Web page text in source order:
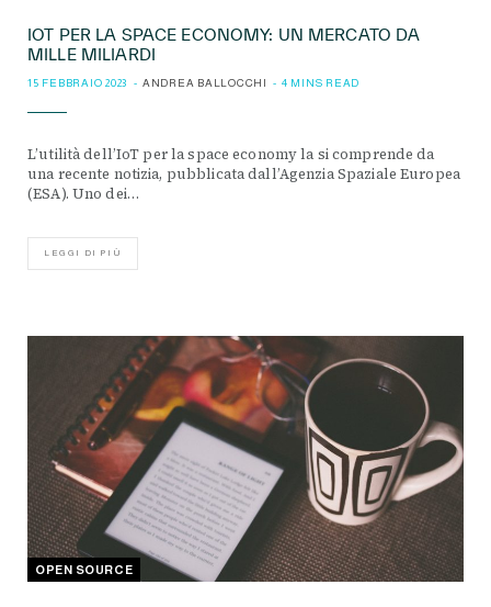
IOT PER LA SPACE ECONOMY: UN MERCATO DA
MILLE MILIARDI
15 FEBBRAIO 2023 ANDREA BALLOCCHI 4 MINS READ
L’utilità dell’IoT per la space economy la si comprende da
una recente notizia, pubblicata dall’Agenzia Spaziale Europea
(ESA). Uno dei…
LEGGI DI PIÙ
OPEN SOURCE